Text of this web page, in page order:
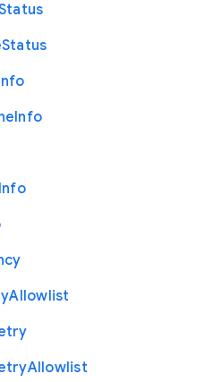
Status
Info
Info
Allowlist
Allowlist